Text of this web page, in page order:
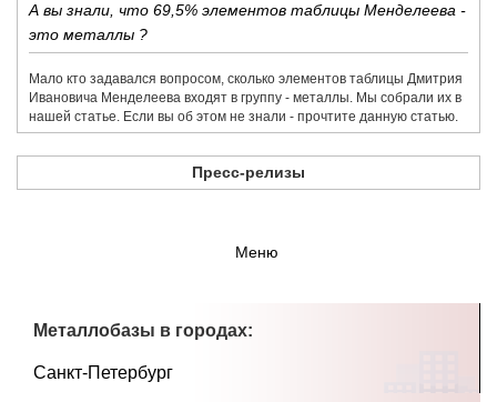
А вы знали, что 69,5% элементов таблицы Менделеева -
это металлы ?
Мало кто задавался вопросом, сколько элементов таблицы Дмитрия
Ивановича Менделеева входят в группу - металлы. Мы собрали их в
нашей статье. Если вы об этом не знали - прочтите данную статью.
Пресс-релизы
Меню
Металлобазы в городах:
Санкт-Петербург